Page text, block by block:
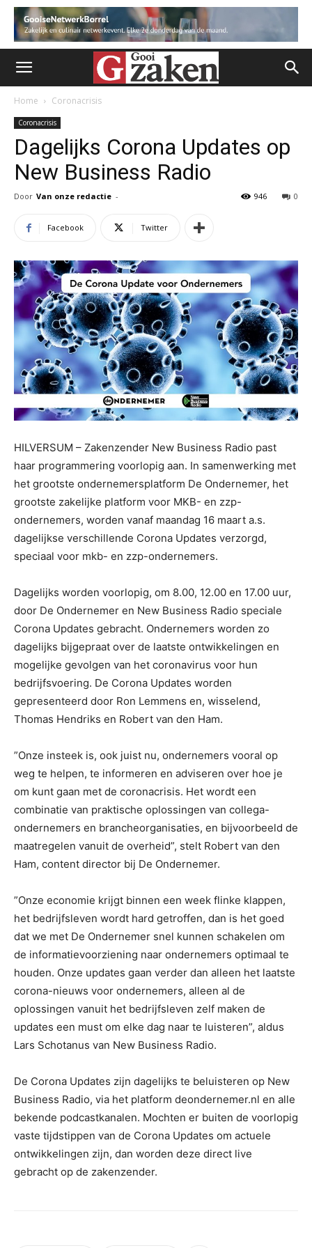
Home Coronacrisis
Coronacrisis
Dagelijks Corona Updates op
New Business Radio
Door Van onze redactie - 0
946
Facebook Twitter
HILVERSUM – Zakenzender New Business Radio past
haar programmering voorlopig aan. In samenwerking met
het grootste ondernemersplatform De Ondernemer, het
grootste zakelijke platform voor MKB- en zzp-
ondernemers, worden vanaf maandag 16 maart a.s.
dagelijkse verschillende Corona Updates verzorgd,
speciaal voor mkb- en zzp-ondernemers.
Dagelijks worden voorlopig, om 8.00, 12.00 en 17.00 uur,
door De Ondernemer en New Business Radio speciale
Corona Updates gebracht. Ondernemers worden zo
dagelijks bijgepraat over de laatste ontwikkelingen en
mogelijke gevolgen van het coronavirus voor hun
bedrijfsvoering. De Corona Updates worden
gepresenteerd door Ron Lemmens en, wisselend,
Thomas Hendriks en Robert van den Ham.
”Onze insteek is, ook juist nu, ondernemers vooral op
weg te helpen, te informeren en adviseren over hoe je
om kunt gaan met de coronacrisis. Het wordt een
combinatie van praktische oplossingen van collega-
ondernemers en brancheorganisaties, en bijvoorbeeld de
maatregelen vanuit de overheid”, stelt Robert van den
Ham, content director bij De Ondernemer.
”Onze economie krijgt binnen een week flinke klappen,
het bedrijfsleven wordt hard getroffen, dan is het goed
dat we met De Ondernemer snel kunnen schakelen om
de informatievoorziening naar ondernemers optimaal te
houden. Onze updates gaan verder dan alleen het laatste
corona-nieuws voor ondernemers, alleen al de
oplossingen vanuit het bedrijfsleven zelf maken de
updates een must om elke dag naar te luisteren”, aldus
Lars Schotanus van New Business Radio.
De Corona Updates zijn dagelijks te beluisteren op New
Business Radio, via het platform deondernemer.nl en alle
bekende podcastkanalen. Mochten er buiten de voorlopig
vaste tijdstippen van de Corona Updates om actuele
ontwikkelingen zijn, dan worden deze direct live
gebracht op de zakenzender.